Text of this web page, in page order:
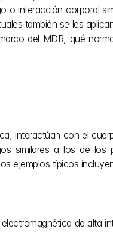
interacción corporal
también se les
del MDR, qué
interactúan con el
similares a los de los
ejemplos típicos
de alta